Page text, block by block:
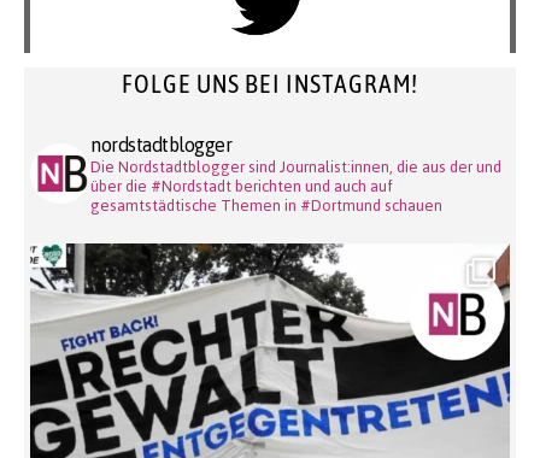
FOLGE UNS BEI INSTAGRAM!
nordstadtblogger
Die Nordstadtblogger sind Journalist:innen, die aus der und
über die #Nordstadt berichten und auch auf
gesamtstädtische Themen in #Dortmund schauen